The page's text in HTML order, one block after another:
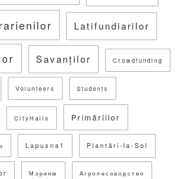
Latifundiarilor
Savanților Crowdfunding
Volunteers Students
CityHalls Primăriilor
Lapusna1 Plantări-la-Sol
Мэриям Агролесоводство